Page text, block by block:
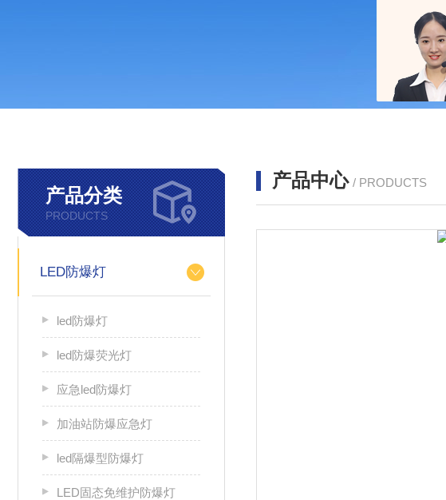
产品分类
PRODUCTS
LED防爆灯
led防爆灯
led防爆荧光灯
应急led防爆灯
加油站防爆应急灯
led隔爆型防爆灯
LED固态免维护防爆灯
产品中心 / PRODUCTS